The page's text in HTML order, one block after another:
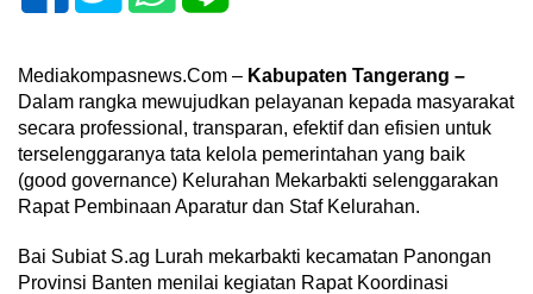
Mediakompasnews.Com – Kabupaten Tangerang –
Dalam rangka mewujudkan pelayanan kepada masyarakat
secara professional, transparan, efektif dan efisien untuk
terselenggaranya tata kelola pemerintahan yang baik
(good governance) Kelurahan Mekarbakti selenggarakan
Rapat Pembinaan Aparatur dan Staf Kelurahan.
Bai Subiat S.ag Lurah mekarbakti kecamatan Panongan
Provinsi Banten menilai kegiatan Rapat Koordinasi